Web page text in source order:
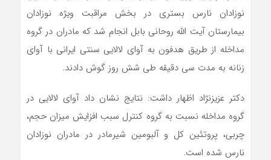
نوزادان نارس بستری در بخش مراقبت ویژه نوزادان
بیمارستان آیت الله روحانی بابل انجام شد که مادران در گروه
مداخله از طریق هدفون به آوای لالایی سنتی ایرانی با آوای
زنانه به مدت سی دقیقه طی شش روز گوش دادند.
دکتر عزیزنژاد اظهار داشت: نتایج نشان داد آوای لالایی در
گروه مداخله نسبت به گروه کنترل سبب افزایش میزان حجم،
چربی، پروتئین کل و آلبومین شیرمادر در مادران نوزادان
نارس شده است.